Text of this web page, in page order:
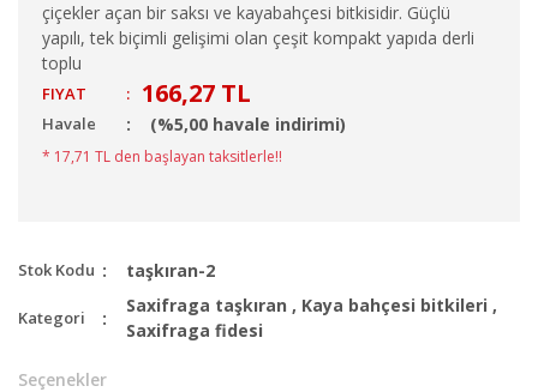
çiçekler açan bir saksı ve kayabahçesi bitkisidir. Güçlü
yapılı, tek biçimli gelişimi olan çeşit kompakt yapıda derli
toplu
FIYAT : 166,27 TL
Havale (%5,00 havale indirimi)
* 17,71 TL den başlayan taksitlerle!!
Stok Kodu taşkıran-2
Kategori
Saxifraga taşkıran , Kaya bahçesi bitkileri ,
Saxifraga fidesi
Seçenekler